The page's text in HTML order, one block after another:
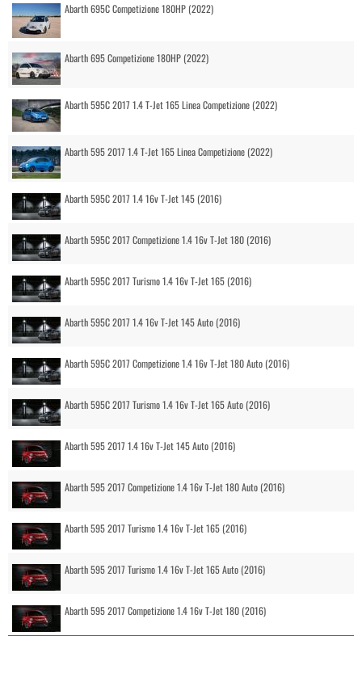
Abarth 695C Competizione 180HP (2022)
Abarth 695 Competizione 180HP (2022)
Abarth 595C 2017 1.4 T-Jet 165 Linea Competizione (2022)
Abarth 595 2017 1.4 T-Jet 165 Linea Competizione (2022)
Abarth 595C 2017 1.4 16v T-Jet 145 (2016)
Abarth 595C 2017 Competizione 1.4 16v T-Jet 180 (2016)
Abarth 595C 2017 Turismo 1.4 16v T-Jet 165 (2016)
Abarth 595C 2017 1.4 16v T-Jet 145 Auto (2016)
Abarth 595C 2017 Competizione 1.4 16v T-Jet 180 Auto (2016)
Abarth 595C 2017 Turismo 1.4 16v T-Jet 165 Auto (2016)
Abarth 595 2017 1.4 16v T-Jet 145 Auto (2016)
Abarth 595 2017 Competizione 1.4 16v T-Jet 180 Auto (2016)
Abarth 595 2017 Turismo 1.4 16v T-Jet 165 (2016)
Abarth 595 2017 Turismo 1.4 16v T-Jet 165 Auto (2016)
Abarth 595 2017 Competizione 1.4 16v T-Jet 180 (2016)